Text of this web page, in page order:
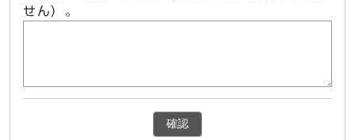
せん）。
確認